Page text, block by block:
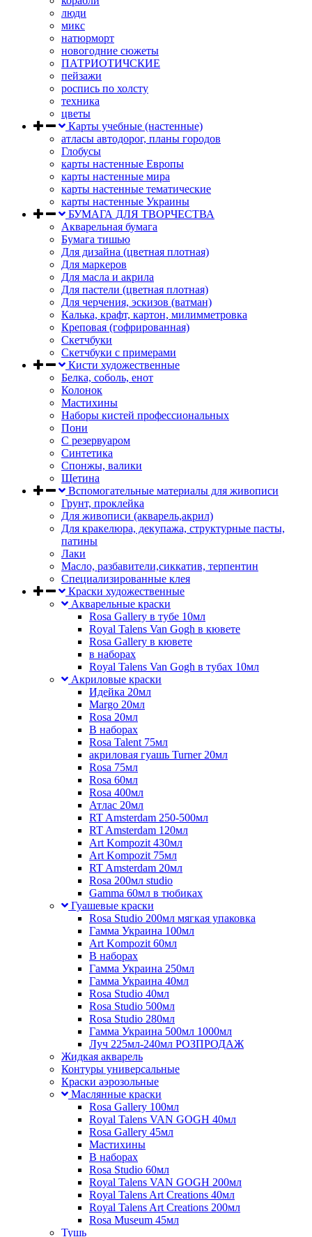
люди
микс
натюрморт
новогодние сюжеты
ПАТРИОТИЧСКИЕ
пейзажи
роспись по холсту
техника
цветы
Карты учебные (настенные)
атласы автодорог, планы городов
Глобусы
карты настенные Европы
карты настенные мира
карты настенные тематические
карты настенные Украины
БУМАГА ДЛЯ ТВОРЧЕСТВА
Акварельная бумага
Бумага тишью
Для дизайна (цветная плотная)
Для маркеров
Для масла и акрила
Для пастели (цветная плотная)
Для черчения, эскизов (ватман)
Калька, крафт, картон, милимметровка
Креповая (гофрированная)
Скетчбуки
Скетчбуки с примерами
Кисти художественные
Белка, соболь, енот
Колонок
Мастихины
Наборы кистей профессиональных
Пони
С резервуаром
Синтетика
Спонжы, валики
Щетина
Вспомогательные материалы для живописи
Грунт, проклейка
Для живописи (акварель,акрил)
Для кракелюра, декупажа, структурные пасты,
патины
Лаки
Масло, разбавители,сиккатив, терпентин
Специализированные клея
Краски художественные
Акварельные краски
Rosa Gallery в тубе 10мл
Royal Talens Van Gogh в кювете
Rosa Gallery в кювете
в наборах
Royal Talens Van Gogh в тубах 10мл
Акриловые краски
Идейка 20мл
Margo 20мл
Rosa 20мл
В наборах
Rosa Talent 75мл
акриловая гуашь Turner 20мл
Rosa 75мл
Rosa 60мл
Rosa 400мл
Атлас 20мл
RT Amsterdam 250-500мл
RT Amsterdam 120мл
Art Kompozit 430мл
Art Kompozit 75мл
RT Amsterdam 20мл
Rosa 200мл studio
Gamma 60мл в тюбиках
Гуашевые краски
Rosa Studio 200мл мягкая упаковка
Гамма Украина 100мл
Art Kompozit 60мл
В наборах
Гамма Украина 250мл
Гамма Украина 40мл
Rosa Studio 40мл
Rosa Studio 500мл
Rosa Studio 280мл
Гамма Украина 500мл 1000мл
Луч 225мл-240мл РОЗПРОДАЖ
Жидкая акварель
Контуры универсальные
Краски аэрозольные
Маслянные краски
Rosa Gallery 100мл
Royal Talens VAN GOGH 40мл
Rosa Gallery 45мл
Мастихины
В наборах
Rosa Studio 60мл
Royal Talens VAN GOGH 200мл
Royal Talens Art Creations 40мл
Royal Talens Art Creations 200мл
Rosa Museum 45мл
Тушь